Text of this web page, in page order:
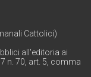
Cattolici)
all'editoria ai
n. 70, art. 5, comma